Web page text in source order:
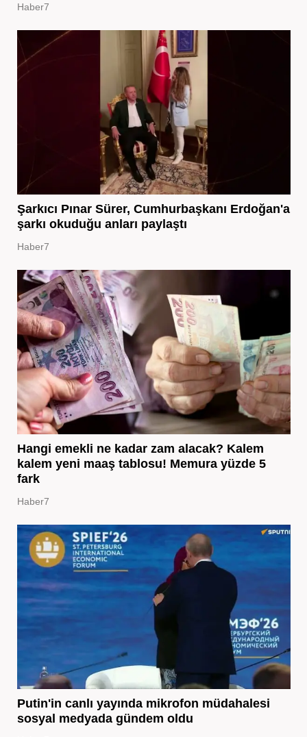
Haber7
Şarkıcı Pınar Sürer, Cumhurbaşkanı Erdoğan'a
şarkı okuduğu anları paylaştı
Haber7
Hangi emekli ne kadar zam alacak? Kalem
kalem yeni maaş tablosu! Memura yüzde 5
fark
Haber7
Putin'in canlı yayında mikrofon müdahalesi
sosyal medyada gündem oldu